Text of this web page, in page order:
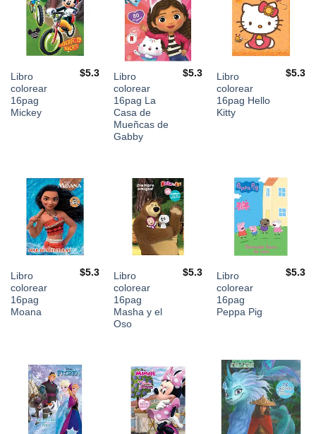
Libro
colorear
16pag
Mickey
$5.3
Libro
colorear
16pag La
Casa de
Mueñcas de
Gabby
$5.3
Libro
colorear
16pag Hello
Kitty
$5.3
Libro
colorear
16pag
Moana
$5.3
Libro
colorear
16pag
Masha y el
Oso
$5.3
Libro
colorear
16pag
Peppa Pig
$5.3